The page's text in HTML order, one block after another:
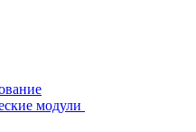
модули